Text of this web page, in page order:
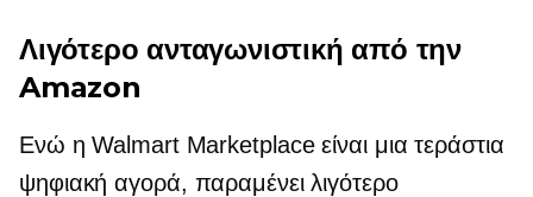
Λιγότερο ανταγωνιστική από την
Amazon
Ενώ η Walmart Marketplace είναι μια τεράστια
ψηφιακή αγορά, παραμένει λιγότερο